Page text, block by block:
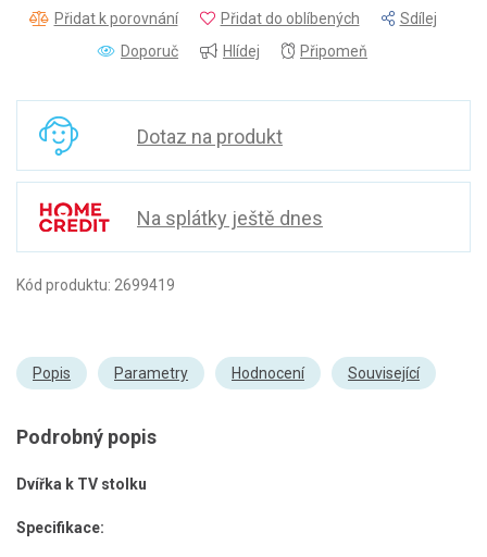
Přidat k porovnání Přidat do oblíbených
Sdílej
Doporuč
Hlídej Připomeň
Dotaz na produkt
Na splátky ještě dnes
Kód produktu: 2699419
Popis Parametry Hodnocení Související
Podrobný popis
Dvířka k TV stolku
Specifikace: